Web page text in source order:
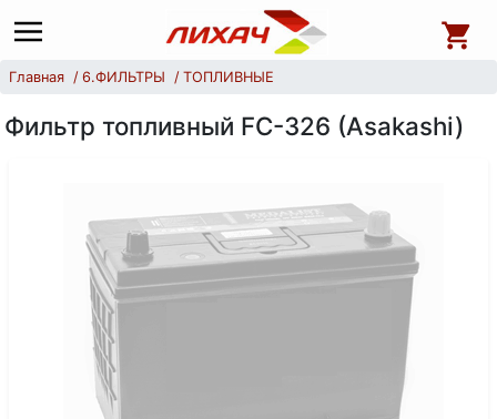
Главная 6.ФИЛЬТРЫ ТОПЛИВНЫЕ
Фильтр топливный FC-326 (Asakashi)